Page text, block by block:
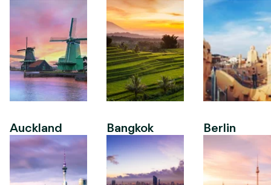
Auckland Bangkok Berlin